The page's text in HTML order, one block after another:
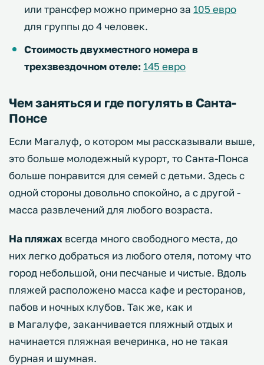
или трансфер можно примерно за 105 евро
для группы до 4 человек.
Стоимость двухместного номера в
трехзвездочном отеле: 145 евро
Чем заняться и где погулять в Санта-
Понсе
Если Магалуф, о котором мы рассказывали выше,
это больше молодежный курорт, то Санта-Понса
больше понравится для семей с детьми. Здесь с
одной стороны довольно спокойно, а с другой -
масса развлечений для любого возраста.
На пляжах всегда много свободного места, до
них легко добраться из любого отеля, потому что
город небольшой, они песчаные и чистые. Вдоль
пляжей расположено масса кафе и ресторанов,
пабов и ночных клубов. Так же, как и
в Магалуфе, заканчивается пляжный отдых и
начинается пляжная вечеринка, но не такая
бурная и шумная.